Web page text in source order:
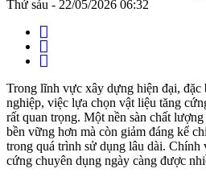
Thứ sáu - 22/05/2026 06:32
Trong lĩnh vực xây dựng hiện đại, đặc
nghiệp, việc lựa chọn vật liệu tăng
rất quan trọng. Một nền sàn chất
bền vững hơn mà còn giảm đáng kể
trong quá trình sử dụng lâu dài. Chính
cứng chuyên dụng ngày càng được